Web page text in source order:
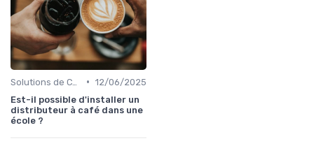
• 12/06/2025
Est-il possible d'installer un
distributeur à café dans une
école ?